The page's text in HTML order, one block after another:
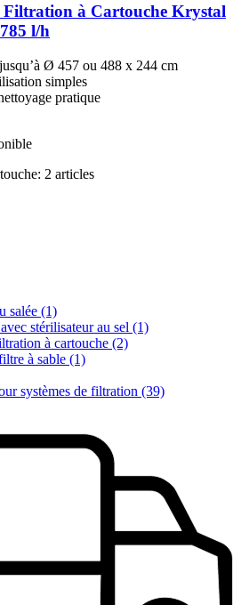
Filtration à Cartouche Krystal
l/h
Ø 457 ou 488 x 244 cm
simples
pratique
2 articles
salée (1)
stérilisateur au sel (1)
à cartouche (2)
à sable (1)
systèmes de filtration (39)